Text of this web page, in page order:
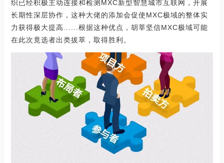
织已经积极主动连接和检测MXC新型智慧城市互联网，开展
长期性深层协作，这种大佬的添加会促使MXC极域的整体实
力获得极大提高......根据这种优点，胡莘坚信MXC极域可能
在此次竟选者出类拔萃，取得胜利。